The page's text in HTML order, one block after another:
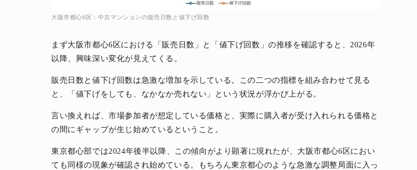
大阪市都心6区：中古マンションの販売日数と値下げ回数
まず大阪市都心6区における「販売日数」と「値下げ回数」の推移を確認すると、2026年
以降、興味深い変化が見えてくる。
販売日数と値下げ回数は急激な増加を示している。この二つの指標を組み合わせて見る
と、「値下げをしても、なかなか売れない」という状況が浮かび上がる。
言い換えれば、市場参加者が想定している価格と、実際に購入者が受け入れられる価格と
の間にギャップが生じ始めているということ。
東京都心部では2024年後半以降、この傾向がより顕著に現れたが、大阪市都心6区におい
ても同様の現象が確認され始めている。もちろん東京都心のような急激な調整局面に入っ